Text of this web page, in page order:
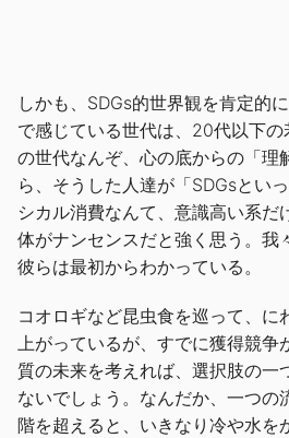
しかも、SDGs的世界観を肯定的
で感じている世代は、20代以下
の世代なんぞ、心の底からの「理
ら、そうした人達が「SDGsとい
シカル消費なんて、意識高い系だ
体がナンセンスだと強く思う。我
彼らは最初からわかっている。
コオロギなど昆虫食を巡って、に
上がっているが、すでに獲得競争
質の未来を考えれば、選択肢の一
ないでしょう。なんだか、一つの
階を超えると、いきなり冷や水を